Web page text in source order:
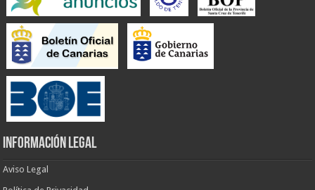
INFORMACIÓN LEGAL
Aviso Legal